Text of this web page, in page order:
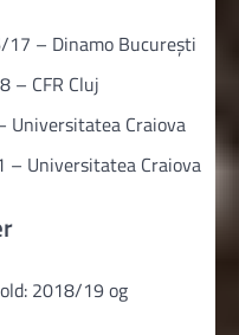
17 – Dinamo București
– CFR Cluj
Universitatea Craiova
– Universitatea Craiova
2018/19 og